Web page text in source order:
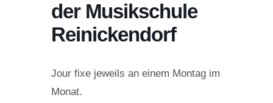
der Musikschule
Reinickendorf
Jour fixe jeweils an einem Montag im
Monat.